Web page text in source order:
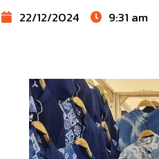
22/12/2024 9:31 am